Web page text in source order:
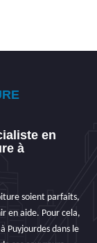
en
à
soient parfaits,
en aide. Pour cela,
Puyjourdes dans le